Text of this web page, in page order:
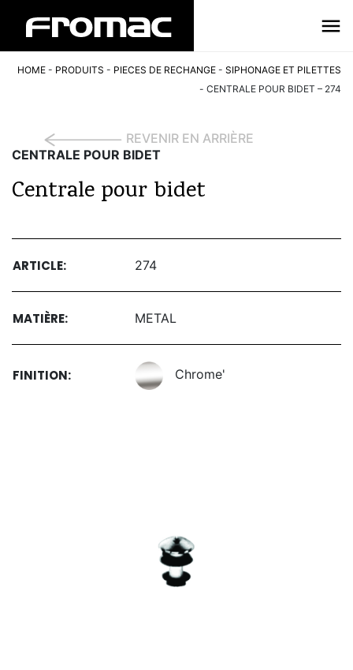
HOME - PRODUITS - PIECES DE RECHANGE - SIPHONAGE ET PILETTES
- CENTRALE POUR BIDET – 274
REVENIR EN ARRIÈRE
CENTRALE POUR BIDET
Centrale pour bidet
ARTICLE: 274
MATIÈRE: METAL
FINITION: Chrome'